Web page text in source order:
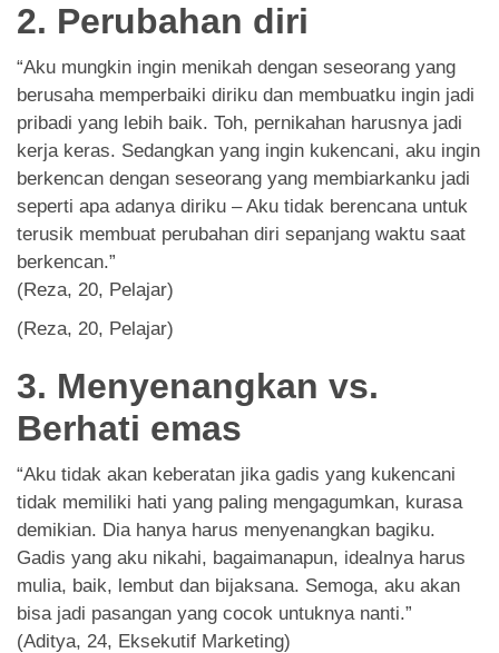
2. Perubahan diri
“Aku mungkin ingin menikah dengan seseorang yang
berusaha memperbaiki diriku dan membuatku ingin jadi
pribadi yang lebih baik. Toh, pernikahan harusnya jadi
kerja keras. Sedangkan yang ingin kukencani, aku ingin
berkencan dengan seseorang yang membiarkanku jadi
seperti apa adanya diriku – Aku tidak berencana untuk
terusik membuat perubahan diri sepanjang waktu saat
berkencan.”
(Reza, 20, Pelajar)
(Reza, 20, Pelajar)
3. Menyenangkan vs.
Berhati emas
“Aku tidak akan keberatan jika gadis yang kukencani
tidak memiliki hati yang paling mengagumkan, kurasa
demikian. Dia hanya harus menyenangkan bagiku.
Gadis yang aku nikahi, bagaimanapun, idealnya harus
mulia, baik, lembut dan bijaksana. Semoga, aku akan
bisa jadi pasangan yang cocok untuknya nanti.”
(Aditya, 24, Eksekutif Marketing)